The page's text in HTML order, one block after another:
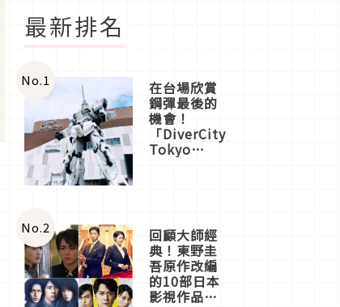
最新排名
No.1 在台場欣賞
鋼彈最後的
機會！
「DiverCity
Tokyo
體驗
No.2 回顧大師經
典！東野圭
吾原作改編
的10部日本
影視作品推